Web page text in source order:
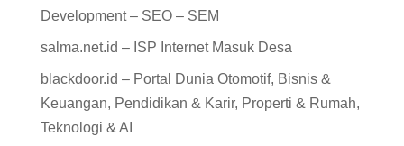
Development – SEO – SEM
salma.net.id – ISP Internet Masuk Desa
blackdoor.id – Portal Dunia Otomotif, Bisnis &
Keuangan, Pendidikan & Karir, Properti & Rumah,
Teknologi & AI